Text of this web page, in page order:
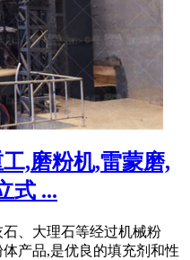
,磨粉机,雷蒙磨,
式 ...
、大理石等经过机械粉
产品,是优良的填充剂和性